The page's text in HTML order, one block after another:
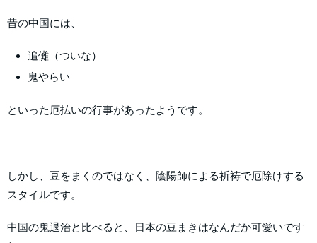
昔の中国には、
追儺（ついな）
鬼やらい
といった厄払いの行事があったようです。
しかし、豆をまくのではなく、陰陽師による祈祷で厄除けする
スタイルです。
中国の鬼退治と比べると、日本の豆まきはなんだか可愛いです